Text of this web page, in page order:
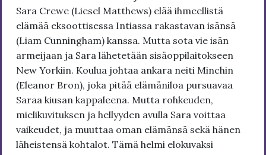
Sara Crewe (Liesel Matthews) elää ihmeellistä
elämää eksoottisessa Intiassa rakastavan isänsä
(Liam Cunningham) kanssa. Mutta sota vie isän
armeijaan ja Sara lähetetään sisäoppilaitokseen
New Yorkiin. Koulua johtaa ankara neiti Minchin
(Eleanor Bron), joka pitää elämäniloa pursuavaa
Saraa kiusan kappaleena. Mutta rohkeuden,
mielikuvituksen ja hellyyden avulla Sara voittaa
vaikeudet, ja muuttaa oman elämänsä sekä hänen
läheistensä kohtalot. Tämä helmi elokuvaksi